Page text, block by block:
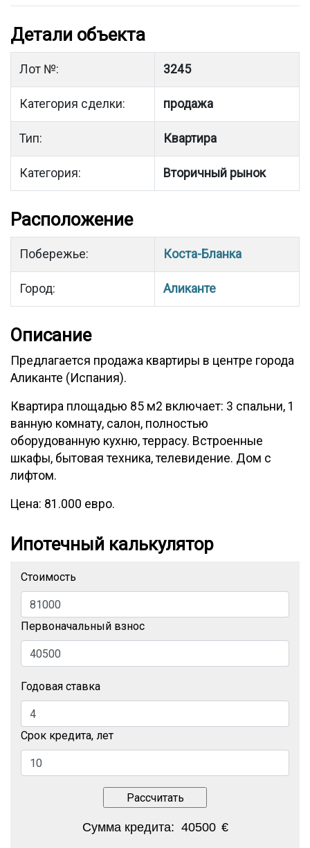
Детали объекта
Лот №: 3245
Категория сделки: продажа
Тип: Квартира
Категория: Вторичный рынок
Расположение
Побережье: Коста-Бланка
Город: Аликанте
Описание
Предлагается продажа квартиры в центре города
Аликанте (Испания).
Квартира площадью 85 м2 включает: 3 спальни, 1
ванную комнату, салон, полностью
оборудованную кухню, террасу. Встроенные
шкафы, бытовая техника, телевидение. Дом с
лифтом.
Цена: 81.000 евро.
Ипотечный калькулятор
Стоимость
Первоначальный взнос
Годовая ставка
Срок кредита, лет
Сумма кредита: 40500 €